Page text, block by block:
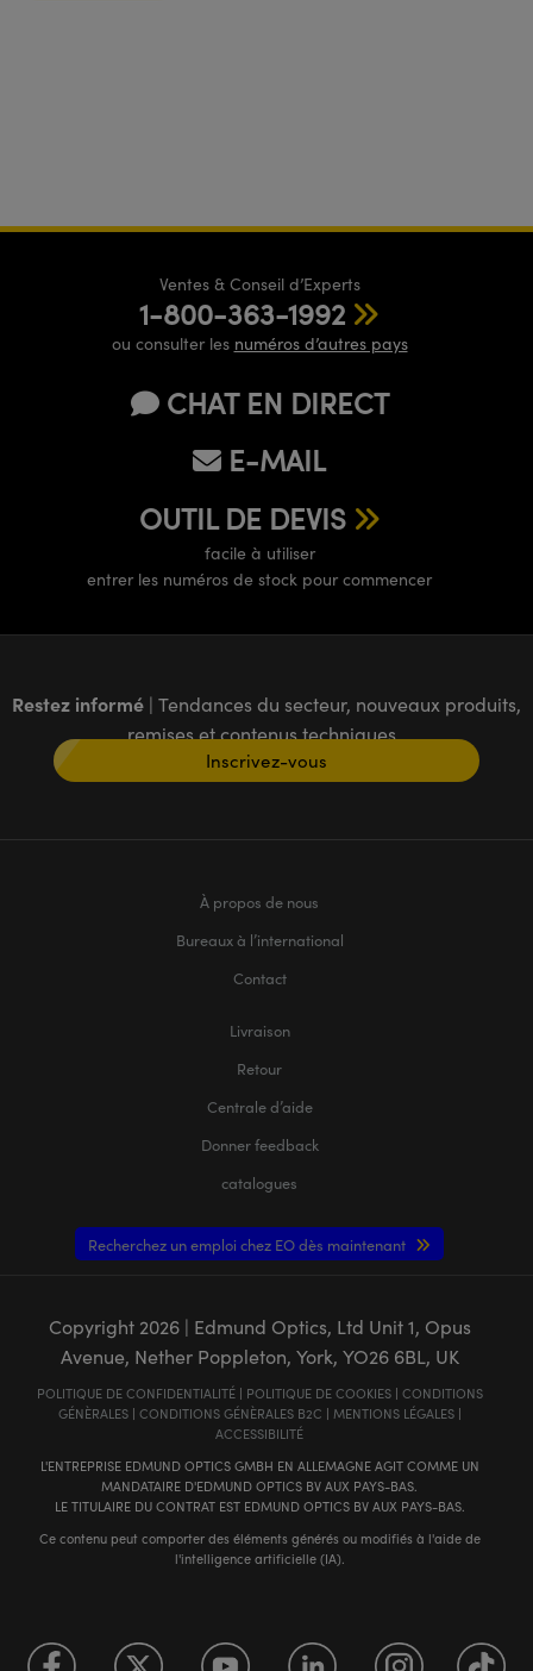
Ventes & Conseil d’Experts
1-800-363-1992
ou consulter les numéros d’autres pays
CHAT EN DIRECT
E-MAIL
OUTIL DE DEVIS
facile à utiliser
entrer les numéros de stock pour commencer
Restez informé | Tendances du secteur, nouveaux produits,
remises et contenus techniques
Inscrivez-vous
À propos de nous
Bureaux à l’international
Contact
Livraison
Retour
Centrale d’aide
Donner feedback
catalogues
Recherchez un emploi chez EO dès maintenant
Copyright 2026| Edmund Optics, Ltd Unit 1, Opus
Avenue, Nether Poppleton, York, YO26 6BL, UK
POLITIQUE DE CONFIDENTIALITÉ| POLITIQUE DE COOKIES| CONDITIONS
GÉNÈRALES| CONDITIONS GÉNÈRALES B2C | MENTIONS LÉGALES|
ACCESSIBILITÉ
L'ENTREPRISE EDMUND OPTICS GMBH EN ALLEMAGNE AGIT COMME UN
MANDATAIRE D'EDMUND OPTICS BV AUX PAYS-BAS.
LE TITULAIRE DU CONTRAT EST EDMUND OPTICS BV AUX PAYS-BAS.
Ce contenu peut comporter des éléments générés ou modifiés à l'aide de
l'intelligence artificielle (IA).